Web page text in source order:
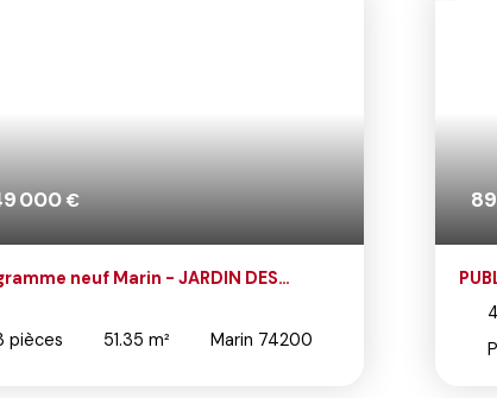
74200
PUBLIER : Appartement T4
Publier 74500